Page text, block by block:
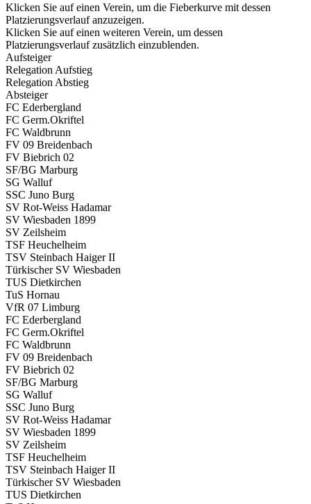
Klicken Sie auf einen Verein, um die Fieberkurve mit dessen
Platzierungsverlauf anzuzeigen.
Klicken Sie auf einen weiteren Verein, um dessen
Platzierungsverlauf zusätzlich einzublenden.
Aufsteiger
Relegation Aufstieg
Relegation Abstieg
Absteiger
FC Ederbergland
FC Germ.Okriftel
FC Waldbrunn
FV 09 Breidenbach
FV Biebrich 02
SF/BG Marburg
SG Walluf
SSC Juno Burg
SV Rot-Weiss Hadamar
SV Wiesbaden 1899
SV Zeilsheim
TSF Heuchelheim
TSV Steinbach Haiger II
Türkischer SV Wiesbaden
TUS Dietkirchen
TuS Hornau
VfR 07 Limburg
FC Ederbergland
FC Germ.Okriftel
FC Waldbrunn
FV 09 Breidenbach
FV Biebrich 02
SF/BG Marburg
SG Walluf
SSC Juno Burg
SV Rot-Weiss Hadamar
SV Wiesbaden 1899
SV Zeilsheim
TSF Heuchelheim
TSV Steinbach Haiger II
Türkischer SV Wiesbaden
TUS Dietkirchen